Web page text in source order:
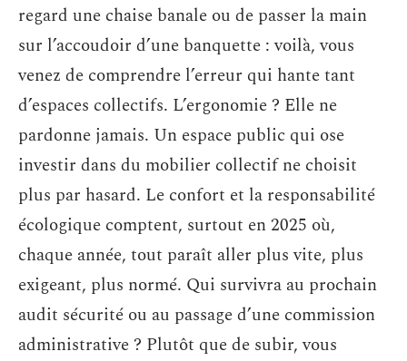
regard une chaise banale ou de passer la main
sur l’accoudoir d’une banquette : voilà, vous
venez de comprendre l’erreur qui hante tant
d’espaces collectifs. L’ergonomie ? Elle ne
pardonne jamais. Un espace public qui ose
investir dans du mobilier collectif ne choisit
plus par hasard. Le confort et la responsabilité
écologique comptent, surtout en 2025 où,
chaque année, tout paraît aller plus vite, plus
exigeant, plus normé. Qui survivra au prochain
audit sécurité ou au passage d’une commission
administrative ? Plutôt que de subir, vous